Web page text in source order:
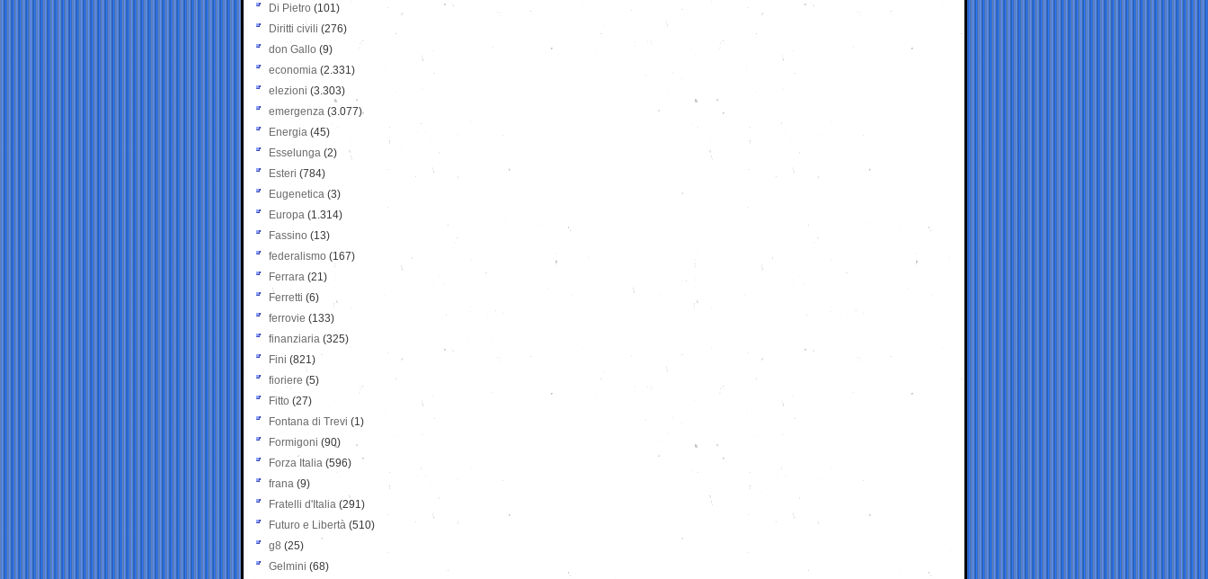
Di Pietro (101)
Diritti civili (276)
don Gallo (9)
economia (2.331)
elezioni (3.303)
emergenza (3.077)
Energia (45)
Esselunga (2)
Esteri (784)
Eugenetica (3)
Europa (1.314)
Fassino (13)
federalismo (167)
Ferrara (21)
Ferretti (6)
ferrovie (133)
finanziaria (325)
Fini (821)
fioriere (5)
Fitto (27)
Fontana di Trevi (1)
Formigoni (90)
Forza Italia (596)
frana (9)
Fratelli d'Italia (291)
Futuro e Libertà (510)
g8 (25)
Gelmini (68)